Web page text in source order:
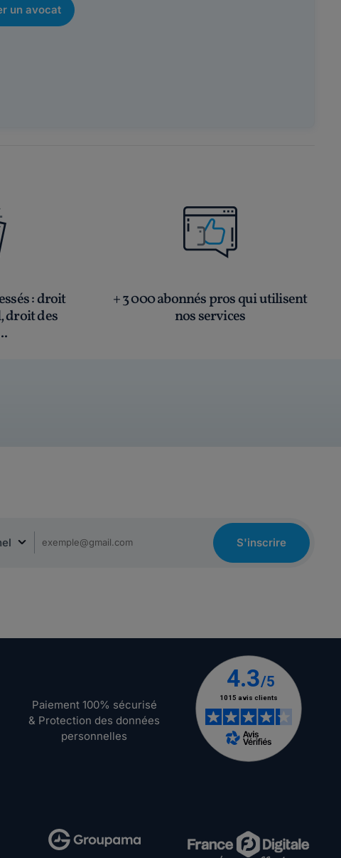
un avocat
: droit
droit des
+ 3 000 abonnés pros qui utilisent
nos services
S'inscrire
Paiement 100% sécurisé
& Protection des données
personnelles